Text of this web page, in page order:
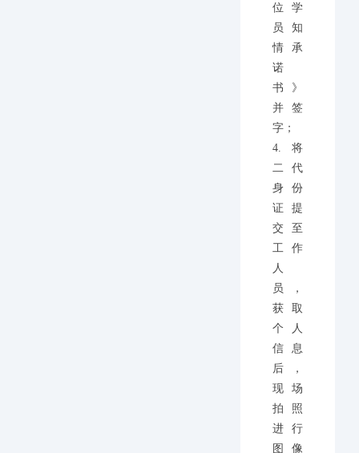
位学
员知
情承
诺
书》
并签
字；
4.将
二代
身份
证提
交至
工作
人
员，
获取
个人
信息
后，
现场
拍照
进行
图像